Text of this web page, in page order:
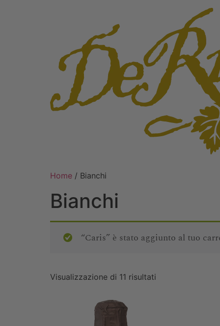
Home / Bianchi
Bianchi
“Caris” è stato aggiunto al tuo
Visualizzazione di 11 risultati